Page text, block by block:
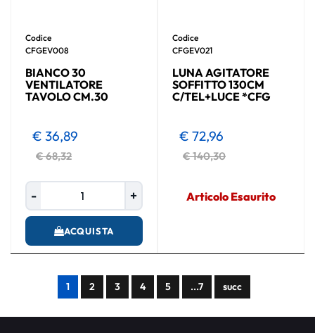
Codice
CFGEV008
BIANCO 30
VENTILATORE
TAVOLO CM.30
€ 68,32
€ 36,89
ACQUISTA
Codice
CFGEV021
LUNA AGITATORE
SOFFITTO 130CM
C/TEL+LUCE *CFG
€ 140,30
€ 72,96
Articolo Esaurito
1 2 3 4 5 ...7 succ